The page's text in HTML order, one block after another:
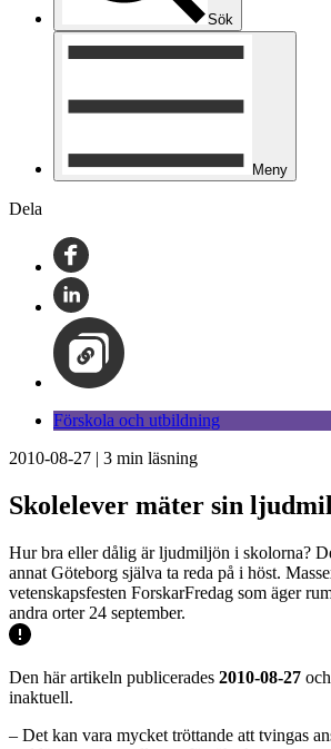
Sök
Meny
Dela
Förskola och utbildning
2010-08-27 | 3 min läsning
Skolelever mäter sin
Hur bra eller dålig är ljudmiljön i skolorna?
annat Göteborg själva ta reda på i höst.
vetenskapsfesten ForskarFredag som äger
andra orter 24 september.
Den här artikeln publicerades 2010-08-27
inaktuell.
– Det kan vara mycket tröttande att tvingas